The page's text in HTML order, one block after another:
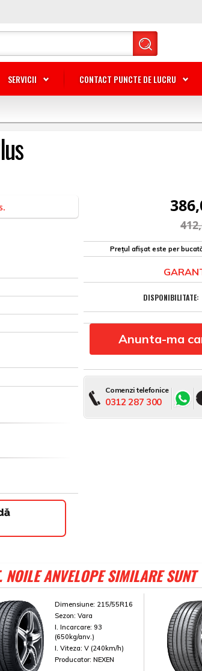
SERVICII CONTACT PUNCTE DE LUCRU
Prețul afișat este per
DISPONIBILITATE:
Anunta-ma
Comenzi telefonice
0312 287 300
ANVELOPE SIMILARE SUNT
Dimensiune: 215/55R16
Sezon:Vara
I. Incarcare:93
(650kg/anv.)
I. Viteza:V (240km/h)
Producator:NEXEN